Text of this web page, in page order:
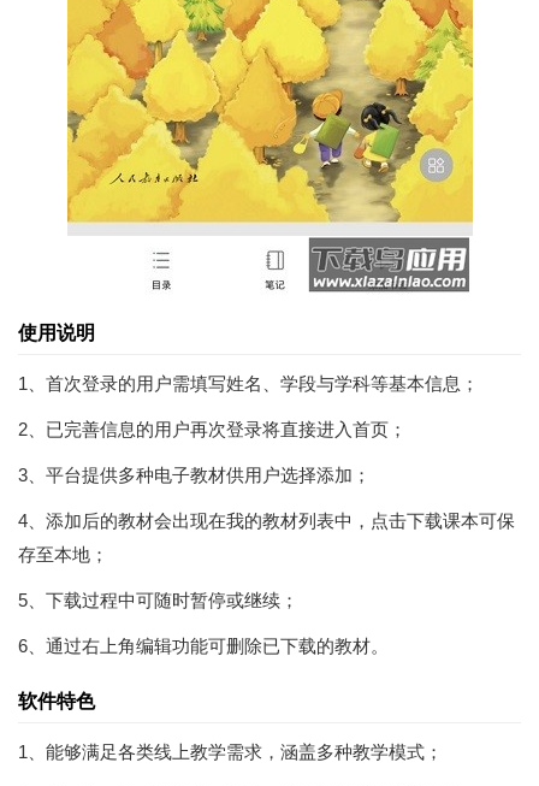
使用说明
1、首次登录的用户需填写姓名、学段与学科等基本信息；
2、已完善信息的用户再次登录将直接进入首页；
3、平台提供多种电子教材供用户选择添加；
4、添加后的教材会出现在我的教材列表中，点击下载课本可保
存至本地；
5、下载过程中可随时暂停或继续；
6、通过右上角编辑功能可删除已下载的教材。
软件特色
1、能够满足各类线上教学需求，涵盖多种教学模式；